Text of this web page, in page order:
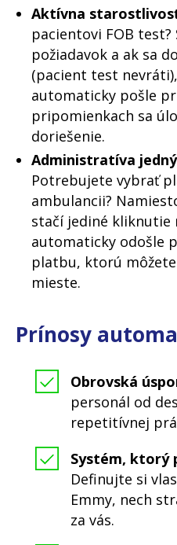
Aktívna
pacientovi FOB
požiadavok a ak sa
(pacient test
automaticky pošle
pripomienkach sa
doriešenie.
Administratíva
Potrebujete vybrať
ambulancii?
stačí jediné kliknutie
automaticky odošle
platbu, ktorú
mieste.
Prínosy
Obrovská
personál od
repetitívnej
Systém, ktorý
Definujte si
Emmy, nech
za vás.